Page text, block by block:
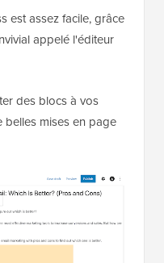
est assez facile, grâce
appelé l'éditeur
des blocs à vos
mises en page